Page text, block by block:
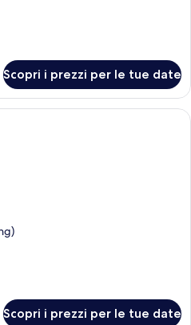
Scopri i prezzi per le tue date
Frigorifero, microonde, forno, piano
Scopri i prezzi per le tue date